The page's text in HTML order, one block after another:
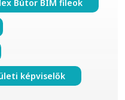
Bútor BIM fileok
képviselők